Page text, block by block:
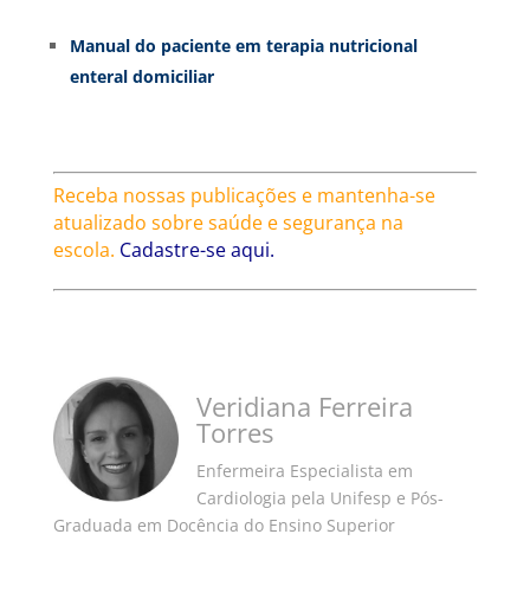
Manual do paciente em terapia nutricional
enteral domiciliar
Receba nossas publicações e mantenha-se
atualizado sobre saúde e segurança na
escola. Cadastre-se aqui.
Veridiana Ferreira
Torres
Enfermeira Especialista em
Cardiologia pela Unifesp e Pós-
Graduada em Docência do Ensino Superior